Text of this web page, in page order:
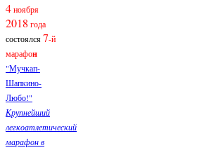
4ноября
2018 года
состоялся7-й
марафон
"Мучкап-
Шапкино-
Любо!"
Крупнейший
легкоатлетический
марафон в